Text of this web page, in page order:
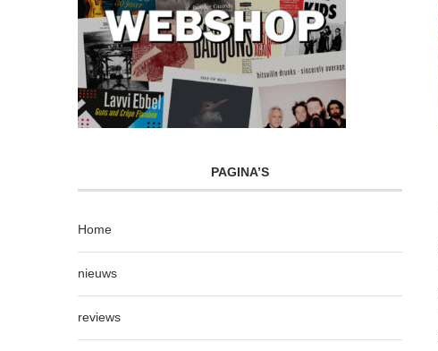
PAGINA’S
Home
nieuws
reviews